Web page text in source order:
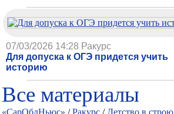
07/03/2026 14:28 Ракурс
Для допуска к ОГЭ придется учить
историю
Все материалы
«СарОблНьюс» /Ракурс / Детство в строю